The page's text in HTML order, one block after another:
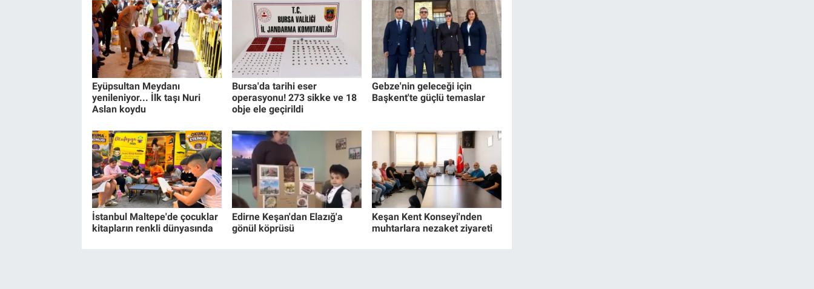
Eyüpsultan Meydanı
yenileniyor... İlk taşı Nuri
Aslan koydu
Bursa'da tarihi eser
operasyonu! 273 sikke ve 18
obje ele geçirildi
Gebze'nin geleceği için
Başkent'te güçlü temaslar
İstanbul Maltepe'de çocuklar
kitapların renkli dünyasında
Edirne Keşan'dan Elazığ'a
gönül köprüsü
Keşan Kent Konseyi'nden
muhtarlara nezaket ziyareti